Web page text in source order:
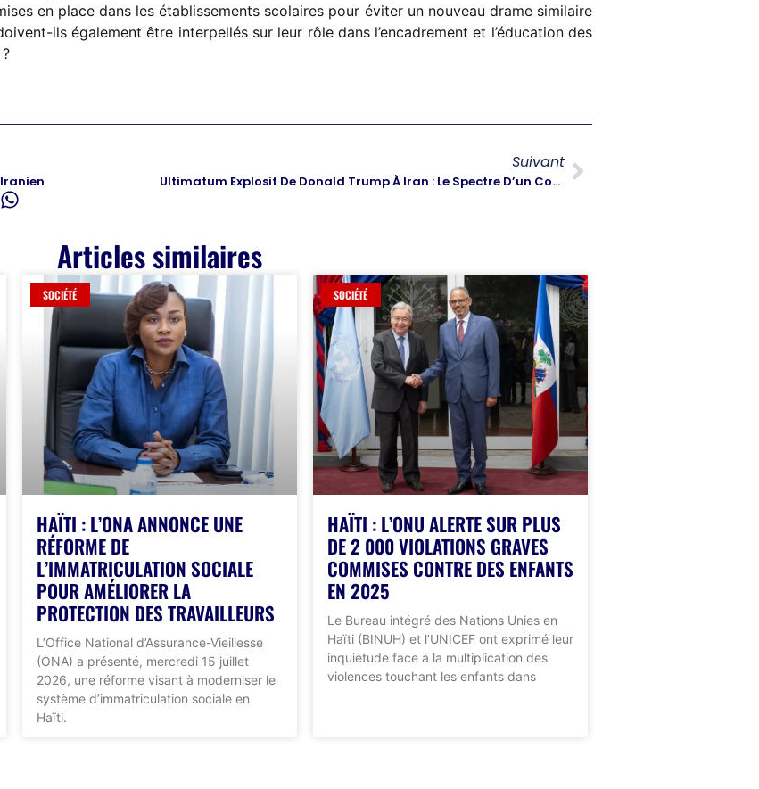
en place dans les établissements scolaires pour éviter un nouveau drame similaire
ils également être interpellés sur leur rôle dans l’encadrement et l’éducation des
Suivant
Ultimatum Explosif De Donald Trump À Iran : Le Spectre D’un Conflit Majeur Imminent
Articles similaires
SOCIÉTÉ
HAÏTI : L’ONA ANNONCE UNE
RÉFORME DE
L’IMMATRICULATION SOCIALE
POUR AMÉLIORER LA
PROTECTION DES TRAVAILLEURS
L’Office National d’Assurance-Vieillesse
(ONA) a présenté, mercredi 15 juillet
2026, une réforme visant à moderniser le
système d’immatriculation sociale en
Haïti.
SOCIÉTÉ
HAÏTI : L’ONU ALERTE SUR PLUS
DE 2 000 VIOLATIONS GRAVES
COMMISES CONTRE DES ENFANTS
EN 2025
Le Bureau intégré des Nations Unies en
Haïti (BINUH) et l’UNICEF ont exprimé leur
inquiétude face à la multiplication des
violences touchant les enfants dans